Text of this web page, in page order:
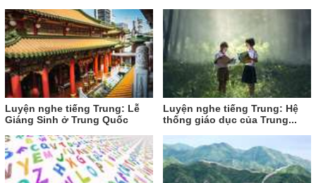
Luyện nghe tiếng Trung: Lễ
Giáng Sinh ở Trung Quốc
Luyện nghe tiếng Trung: Hệ
thống giáo dục của Trung...